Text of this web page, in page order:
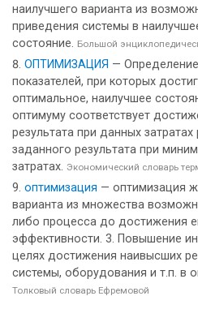
наилучшего варианта из
приведения системы в
состояние. Большой
ОПТИМИЗАЦИЯ —
показателей, при которых
оптимальное, наилучшее
оптимуму соответствует
результата при данных
заданного результата при
затратах. Экономический словарь
оптимизация — оптимизация
варианта из множества
либо процесса до достижения
эффективности. 3. Повышение
целях достижения наивысших
системы, оборудования и т.п. в
Толковый словарь Ефремовой